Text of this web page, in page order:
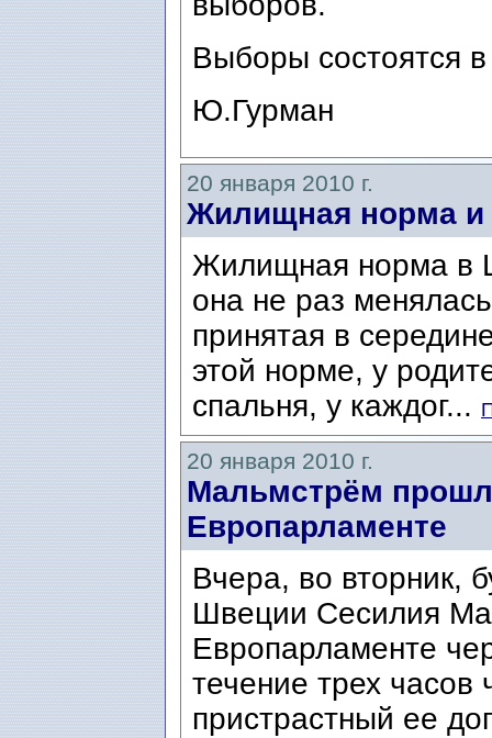
Выборы состоятся в
Ю.Гурман
20 января 2010 г.
Жилищная норма и
Жилищная норма в
она не раз
принятая в
этой норме, у
спальня, у каждог...
20 января 2010 г.
Мальмстрём
Европарламенте
Вчера, во вторник,
Швеции Сесилия
Европарламенте
течение трех
пристрастный ее